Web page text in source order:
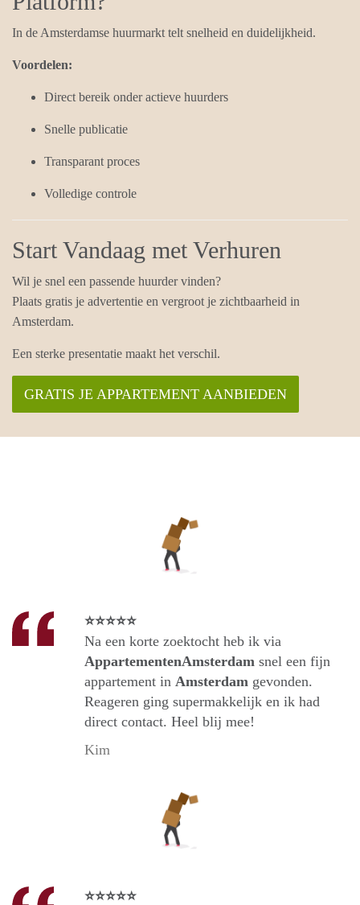
In de Amsterdamse huurmarkt telt snelheid en duidelijkheid.
Voordelen:
Direct bereik onder actieve huurders
Snelle publicatie
Transparant proces
Volledige controle
Start Vandaag met Verhuren
Wil je snel een passende huurder vinden?
Plaats gratis je advertentie en vergroot je zichtbaarheid in
Amsterdam.
Een sterke presentatie maakt het verschil.
GRATIS JE APPARTEMENT AANBIEDEN
⭐⭐⭐⭐⭐
Na een korte zoektocht heb ik via
AppartementenAmsterdam snel een fijn
appartement in Amsterdam gevonden.
Reageren ging supermakkelijk en ik had
direct contact. Heel blij mee!
Kim
⭐⭐⭐⭐⭐